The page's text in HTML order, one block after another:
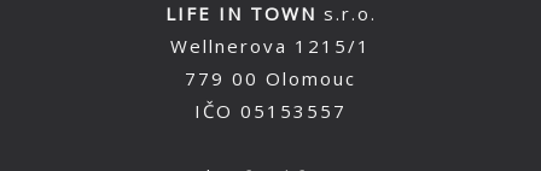
LIFE IN TOWN s.r.o.
Wellnerova 1215/1
779 00 Olomouc
IČO 05153557